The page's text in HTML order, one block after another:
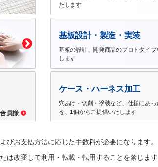
員様
たします
基板設計・製造・実装
基板の設計、開発商品のプロトタイ
します
ケース・ハーネス加工
穴あけ・切削・塗装など、仕様にあ
を、1個からご提供いたします
お支払方法に応じた手数料が必要になります。
改変して利用・転載・転用することを禁じます